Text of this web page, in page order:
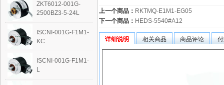
ZKT6012-001G-
2500BZ3-5-24L
ISCNI-001G-F1M1-
KC
ISCNI-001G-F1M1-
L
上一个商品： RKTMQ-E1M1-EG05
下一个商品： HEDS-5540#A12
详细说明 相关商品 商品评论